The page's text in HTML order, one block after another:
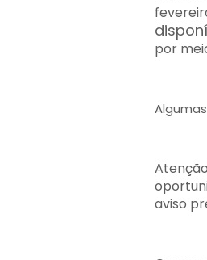
por
aviso